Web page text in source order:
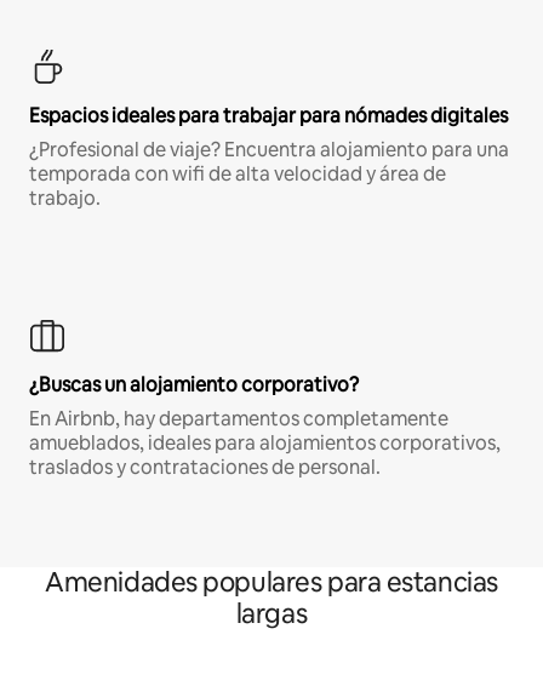
Espacios ideales para trabajar para nómades digitales
¿Profesional de viaje? Encuentra alojamiento para una
temporada con wifi de alta velocidad y área de
trabajo.
¿Buscas un alojamiento corporativo?
En Airbnb, hay departamentos completamente
amueblados, ideales para alojamientos corporativos,
traslados y contrataciones de personal.
Amenidades populares para estancias
largas